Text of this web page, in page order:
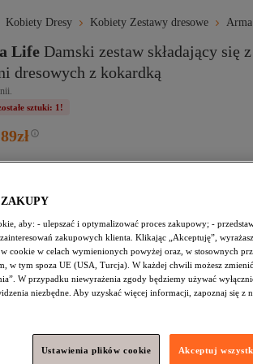
Kobiety Dresy Kobiety Zestawy dresowe
Life Damski zestaw składający się
dresowych z kokardką
sztuki: 1!
89zł
Dodaj do koszyka
Pozostałe sztuki: 1
aby: - ulepszać i optymalizować proces zakupowy; -
zakupowych klienta. Klikając „Akceptuję”,
cookie w celach wymienionych powyżej oraz, w stosownych
w tym spoza UE (USA, Turcja). W każdej chwili możesz
W przypadku niewyrażenia zgody będziemy używać
niezbędne. Aby uzyskać więcej informacji, zapoznaj się z
Ustawienia plików cookie Akceptuj